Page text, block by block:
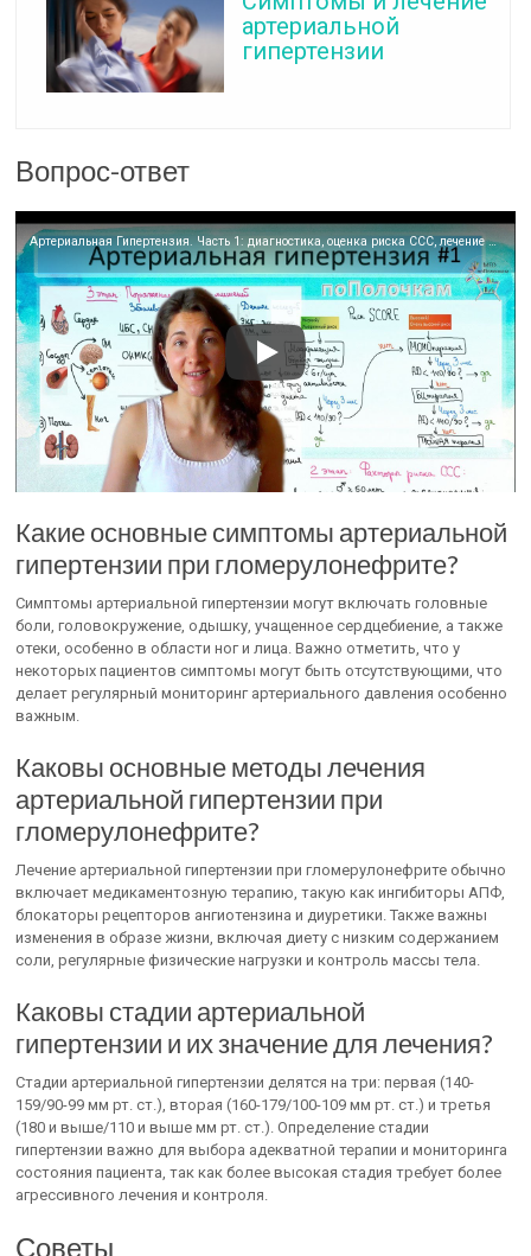
артериальной
гипертензии
Вопрос-ответ
Артериальная Гипертензия. Часть 1: диагностика, оценка риска ССС, лечение (по реком-м ESC и AHA)
Какие основные симптомы артериальной
гипертензии при гломерулонефрите?
Симптомы артериальной гипертензии могут включать головные
боли, головокружение, одышку, учащенное сердцебиение, а также
отеки, особенно в области ног и лица. Важно отметить, что у
некоторых пациентов симптомы могут быть отсутствующими, что
делает регулярный мониторинг артериального давления особенно
важным.
Каковы основные методы лечения
артериальной гипертензии при
гломерулонефрите?
Лечение артериальной гипертензии при гломерулонефрите обычно
включает медикаментозную терапию, такую как ингибиторы АПФ,
блокаторы рецепторов ангиотензина и диуретики. Также важны
изменения в образе жизни, включая диету с низким содержанием
соли, регулярные физические нагрузки и контроль массы тела.
Каковы стадии артериальной
гипертензии и их значение для лечения?
Стадии артериальной гипертензии делятся на три: первая (140-
159/90-99 мм рт. ст.), вторая (160-179/100-109 мм рт. ст.) и третья
(180 и выше/110 и выше мм рт. ст.). Определение стадии
гипертензии важно для выбора адекватной терапии и мониторинга
состояния пациента, так как более высокая стадия требует более
агрессивного лечения и контроля.
Советы